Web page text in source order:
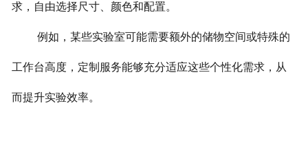
求，自由选择尺寸、颜色和配置。
例如，某些实验室可能需要额外的储物空间或特殊的
工作台高度，定制服务能够充分适应这些个性化需求，从
而提升实验效率。